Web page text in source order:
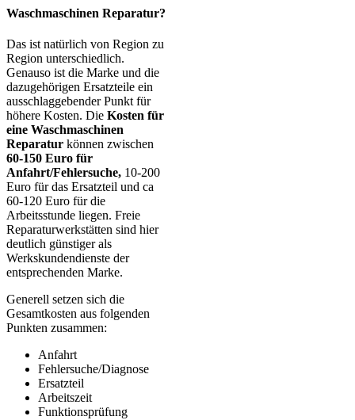
Waschmaschinen Reparatur?
Das ist natürlich von Region zu
Region unterschiedlich.
Genauso ist die Marke und die
dazugehörigen Ersatzteile ein
ausschlaggebender Punkt für
höhere Kosten. Die Kosten für
eine Waschmaschinen
Reparatur können zwischen
60-150 Euro für
Anfahrt/Fehlersuche, 10-200
Euro für das Ersatzteil und ca
60-120 Euro für die
Arbeitsstunde liegen. Freie
Reparaturwerkstätten sind hier
deutlich günstiger als
Werkskundendienste der
entsprechenden Marke.
Generell setzen sich die
Gesamtkosten aus folgenden
Punkten zusammen:
Anfahrt
Fehlersuche/Diagnose
Ersatzteil
Arbeitszeit
Funktionsprüfung